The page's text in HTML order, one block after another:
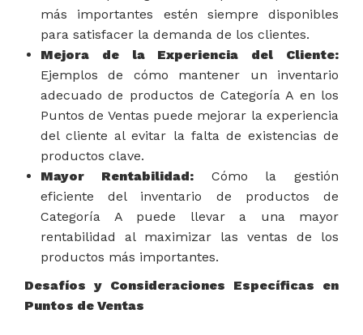
más importantes estén siempre disponibles
para satisfacer la demanda de los clientes.
Mejora de la Experiencia del Cliente:
Ejemplos de cómo mantener un inventario
adecuado de productos de Categoría A en los
Puntos de Ventas puede mejorar la experiencia
del cliente al evitar la falta de existencias de
productos clave.
Mayor Rentabilidad:Cómo la gestión
eficiente del inventario de productos de
Categoría A puede llevar a una mayor
rentabilidad al maximizar las ventas de los
productos más importantes.
Desafíos y Consideraciones Específicas en
Puntos de Ventas